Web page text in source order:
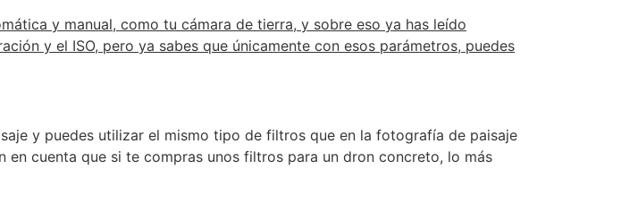
y manual, como tu cámara de tierra, y sobre eso ya has leído
y el ISO, pero ya sabes que únicamente con esos parámetros, puedes
y puedes utilizar el mismo tipo de filtros que en la fotografía de paisaje
cuenta que si te compras unos filtros para un dron concreto, lo más